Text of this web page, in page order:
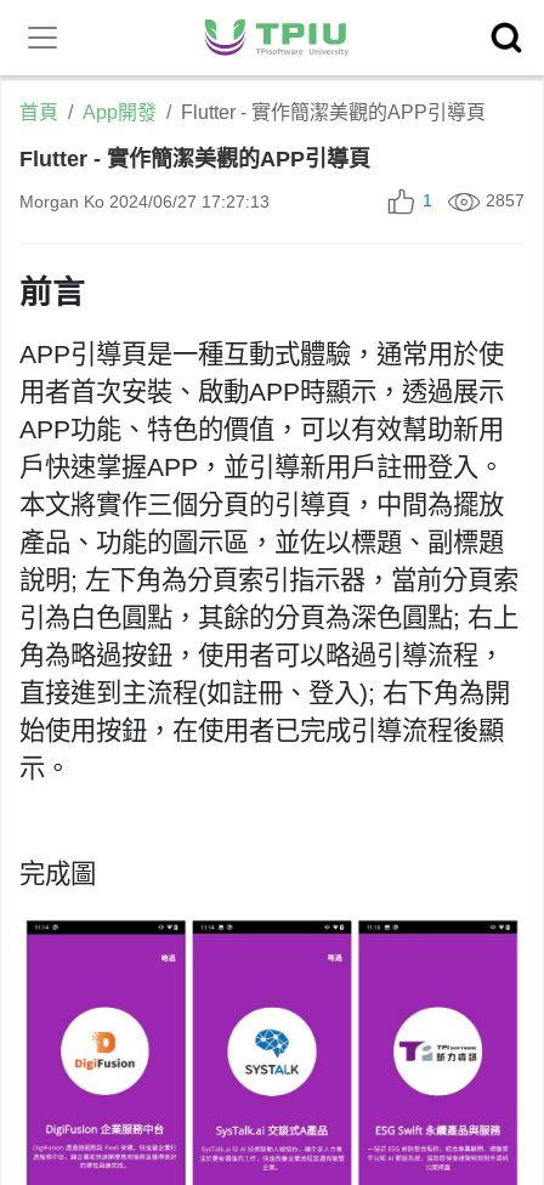
網
產品中心
首頁 App開發 Flutter - 實作簡潔美觀的APP引導頁
Flutter - 實作簡潔美觀的APP引導頁
Morgan Ko 2024/06/27 17:27:13 1 2857
前言
APP引導頁是一種互動式體驗，通常用於使
用者首次安裝、啟動APP時顯示， 透過展示
APP功能、特色的價值， 可以有效幫助新用
戶快速掌握APP，並引導新用戶註冊登入。
本文將實作三個分頁的引導頁，中間為擺放
產品、功能的 圖示區，並佐以標題、副標題
說明; 左下角為分頁索引指示器，當前分頁索
引為白色圓點，其餘的分頁為深色圓點; 右上
角為略過按鈕，使用者可以略過引導流程，
直接進到主流程(如註冊、登入); 右下角為開
始使用按鈕，在使用者已完成引導流程後顯
示。
完成圖